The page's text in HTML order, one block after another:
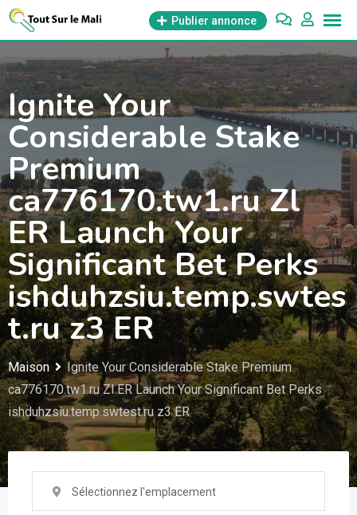
Aller
Publier annonce
Ignite Your
Considerable Stake
Premium
ca776170.tw1.ru Zl
ER Launch Your
Significant Bet Perks
ishduhzsiu.temp.swtes
t.ru z3 ER
Maison
Ignite Your Considerable Stake Premium
ca776170.tw1.ru Zl ER Launch Your Significant Bet Perks
ishduhzsiu.temp.swtest.ru z3 ER
Sélectionnez l'emplacement